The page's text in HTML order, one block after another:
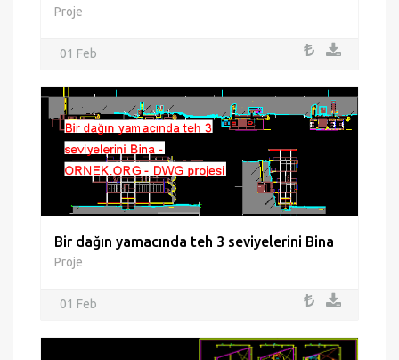
Proje
01 Feb
Bir dağın yamacında teh 3 seviyelerini Bina
Proje
01 Feb